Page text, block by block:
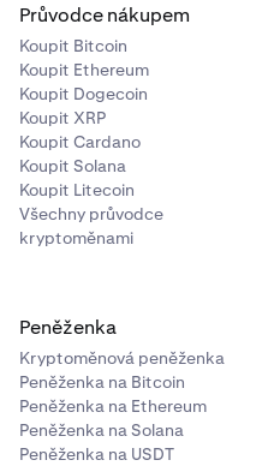
Průvodce nákupem
Koupit Bitcoin
Koupit Ethereum
Koupit Dogecoin
Koupit XRP
Koupit Cardano
Koupit Solana
Koupit Litecoin
Všechny průvodce
kryptoměnami
Peněženka
Kryptoměnová peněženka
Peněženka na Bitcoin
Peněženka na Ethereum
Peněženka na Solana
Peněženka na USDT